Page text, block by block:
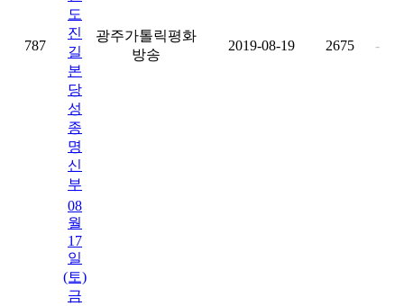
787
도
진
길
본
당
성
종
명
신
부
광주가톨릭평화
방송
2019-08-19 2675 -
08
월
17
일
(토)
금